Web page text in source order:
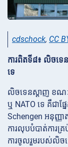
cdschock, CC
ការពិតទី៨៖ លិចទេ
ទេ
លិចទេនស្តាញ ខណ
ឬ NATO ទេ គឺជាផ្
Schengen អនុញ្ញា
ការលុបបំបាត់ការគ្
ការចូលរួមរបស់លិចទ